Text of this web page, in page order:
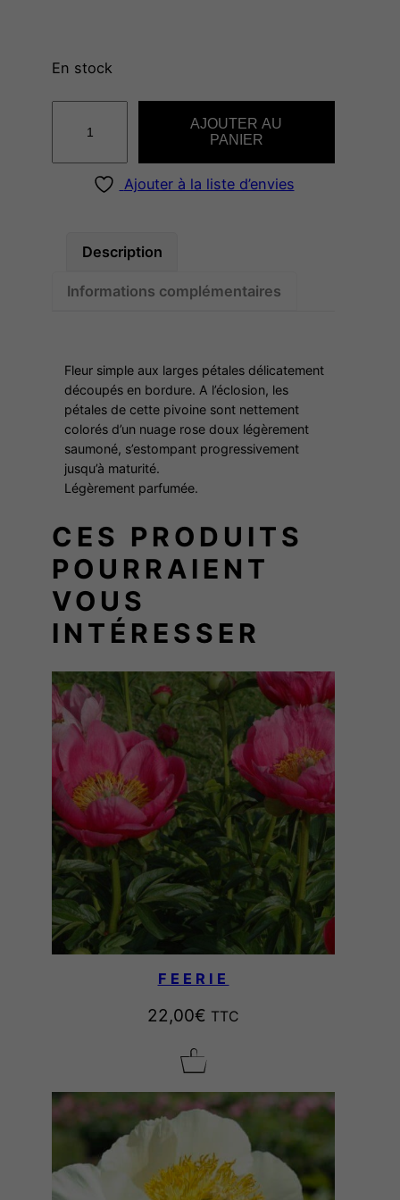
En stock
a
L
U
D
AJOUTER AU
PANIER
Ajouter à la liste d’envies
Description
Informations complémentaires
Fleur simple aux larges pétales délicatement
découpés en bordure. A l’éclosion, les
pétales de cette pivoine sont nettement
colorés d’un nuage rose doux légèrement
saumoné, s’estompant progressivement
jusqu’à maturité.
Légèrement parfumée.
CES PRODUITS
POURRAIENT
VOUS
INTÉRESSER
FEERIE
22,00€ TTC